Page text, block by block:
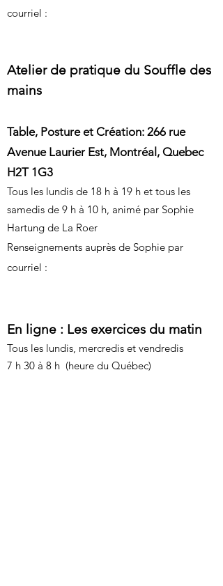
courriel :
Atelier de pratique du Souffle des
mains
Table, Posture et Création: 266 rue
Avenue Laurier Est, Montréal, Quebec
H2T 1G3
Tous les lundis de 18 h à 19 h et tous les
samedis de 9 h à 10 h, animé par Sophie
Hartung de La Roer
Renseignements auprès de Sophie par
courriel :
En ligne : Les exercices du matin
Tous les lundis, mercredis et vendredis
7 h 30 à 8 h (heure du Québec)